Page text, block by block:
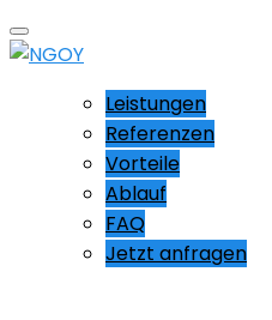
Leistungen
Referenzen
Vorteile
Ablauf
FAQ
Jetzt anfragen